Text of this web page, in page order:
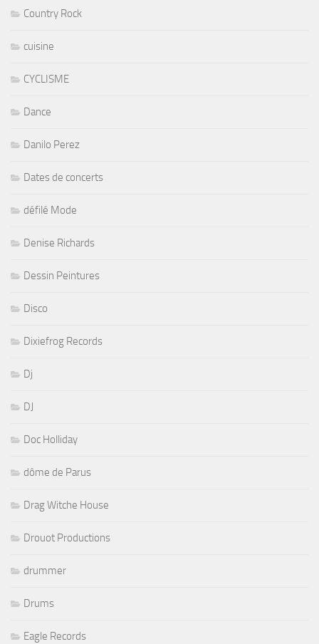
Country Rock
cuisine
CYCLISME
Dance
Danilo Perez
Dates de concerts
défilé Mode
Denise Richards
Dessin Peintures
Disco
Dixiefrog Records
Dj
DJ
Doc Holliday
dôme de Parus
Drag Witche House
Drouot Productions
drummer
Drums
Eagle Records